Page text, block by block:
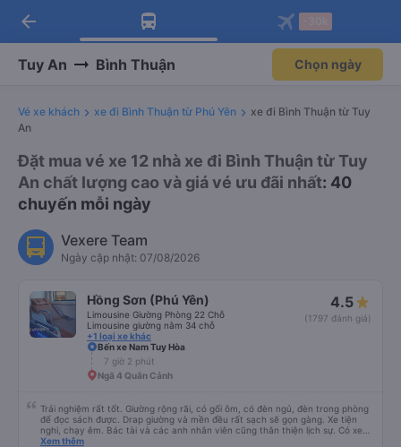
Tải app Vexere ngay!
Nhận ưu đãi thành viên độc
Mở app
Tải app Vexere
-30k/ghế khi đặt vé máy bay qua
Mở app
arrow_back
Tuy An Bình Thuận Chọn ngày
Vé xe khách xe đi Bình Thuận từ Phú Yên
xe đi Bình Thuận từ Tuy
An
Đặt mua vé xe 12 nhà xe đi Bình Thuận từ Tuy
An chất lượng cao và giá vé ưu đãi nhất: 40
chuyến mỗi ngày
Vexere Team
Ngày cập nhật: 07/08/2026
Hồng Sơn (Phú Yên)
Limousine Giường Phòng 22 Chỗ
Limousine giường nằm 34 chỗ
+1 loại xe khác
4.5
(1797 đánh giá)
Bến xe Nam Tuy Hòa
7 giờ 2 phút
Ngã 4 Quân Cảnh
Trải nghiệm rất tốt. Giường rộng rãi, có gối ôm, có đèn ngủ, đèn trong phòng
để đọc sách được. Drap giường và mền đều rất sạch sẽ gọn gàng. Xe tiện
nghi, chạy êm. Bác tài và các anh nhân viên cũng thân thiện lịch sự. Có xe
trung chuyển về nội thành thành phố tuy hoà rất tiện. Giá vé hợp lý. Nói
Xem thêm